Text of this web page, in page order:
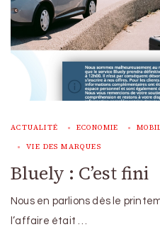
ACTUALITÉ ECONOMIE
VIE DES MARQUES
Bluely : C’est fini
Nous en parlions dès le
l’affaire était …